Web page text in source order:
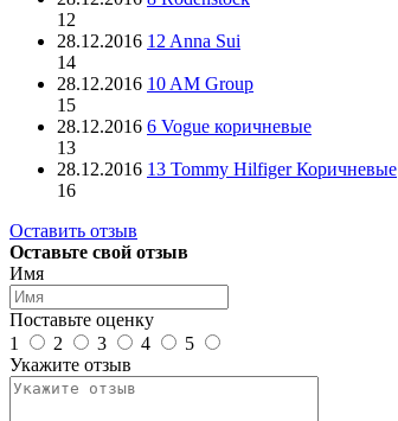
12
28.12.2016 12 Anna Sui
14
28.12.2016 10 AM Group
15
28.12.2016 6 Vogue коричневые
13
28.12.2016 13 Tommy Hilfiger Коричневые
16
Оставить отзыв
Оставьте свой отзыв
Имя
Поставьте оценку
1
2 3 4
5
Укажите отзыв